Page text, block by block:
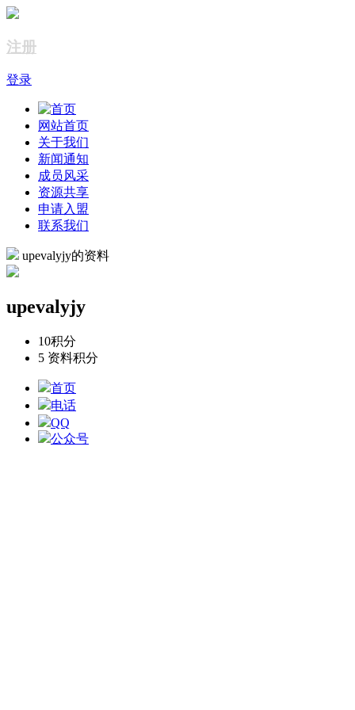
注册
登录
网站首页
关于我们
新闻通知
成员风采
资源共享
申请入盟
联系我们
upevalyjy的资料
upevalyjy
10积分
5 资料积分
首页
电话
QQ
公众号